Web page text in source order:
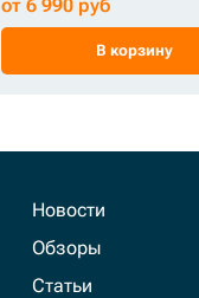
от 6 990 руб
В корзину
Новости
Обзоры
Статьи